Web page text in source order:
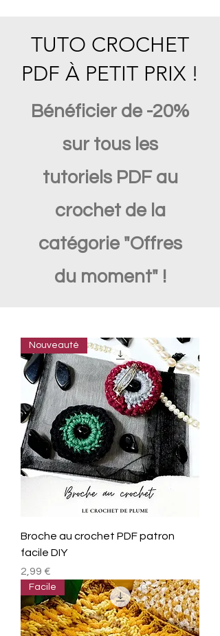
TUTO CROCHET
PDF À PETIT PRIX !
Bénéficier de -20%
sur tous les
tutoriels PDF au
crochet de la
catégorie "Offres
du moment" !
Nouveauté
Broche au crochet PDF patron
facile DIY
Prix
2,99 €
Facile